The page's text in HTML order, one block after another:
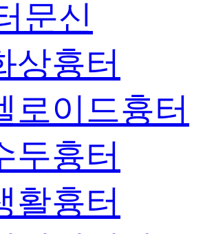
문신
상흉터
로이드흉터
두흉터
활흉터